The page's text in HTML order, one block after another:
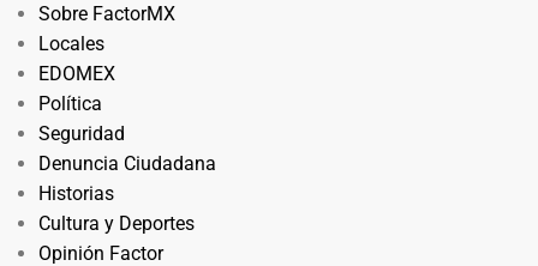
Sobre FactorMX
Locales
EDOMEX
Política
Seguridad
Denuncia Ciudadana
Historias
Cultura y Deportes
Opinión Factor